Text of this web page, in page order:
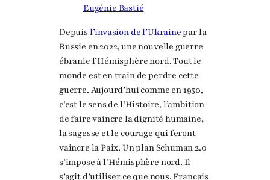
Eugénie Bastié
Depuis l’invasion de l’Ukrainepar la
Russie en 2022, une nouvelle guerre
ébranle l’Hémisphère nord. Tout le
monde est en train de perdre cette
guerre. Aujourd’hui comme en 1950,
c’est le sens de l’Histoire, l’ambition
de faire vaincre la dignité humaine,
la sagesse et le courage qui feront
vaincre la Paix. Un plan Schuman 2.0
s’impose à l’Hémisphère nord. Il
s’agit d’utiliser ce que nous, Français